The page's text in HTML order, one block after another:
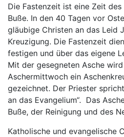
Die Fastenzeit ist eine Zeit
Buße. In den 40 Tagen vor
gläubige Christen an das Leid
Kreuzigung. Die Fastenzeit
festigen und über das eigene
Mit der gesegneten Asche
Aschermittwoch ein
gezeichnet. Der Priester
an das Evangelium“. Das
Buße, der Reinigung und des
Katholische und evangelische